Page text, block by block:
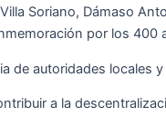
Soriano, Dámaso
por los 400
de autoridades locales
a la